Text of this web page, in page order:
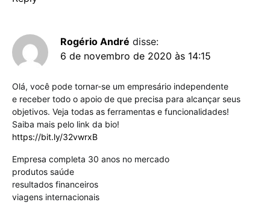
Rogério André disse:
6 de novembro de 2020 às 14:15
Olá, você pode tornar-se um empresário independente
e receber todo o apoio de que precisa para alcançar seus
objetivos. Veja todas as ferramentas e funcionalidades!
Saiba mais pelo link da bio!
https://bit.ly/32vwrxB
Empresa completa 30 anos no mercado
produtos saúde
resultados financeiros
viagens internacionais